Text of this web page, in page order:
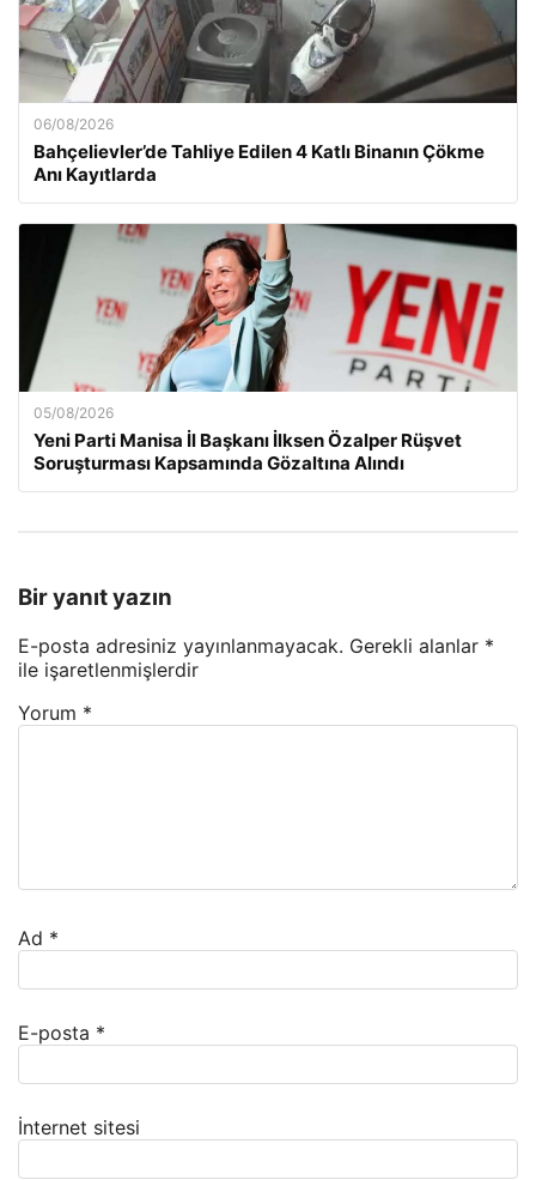
06/08/2026
Bahçelievler’de Tahliye Edilen 4 Katlı Binanın Çökme
Anı Kayıtlarda
05/08/2026
Yeni Parti Manisa İl Başkanı İlksen Özalper Rüşvet
Soruşturması Kapsamında Gözaltına Alındı
Bir yanıt yazın
E-posta adresiniz yayınlanmayacak. Gerekli alanlar *
ile işaretlenmişlerdir
Yorum *
Ad *
E-posta *
İnternet sitesi